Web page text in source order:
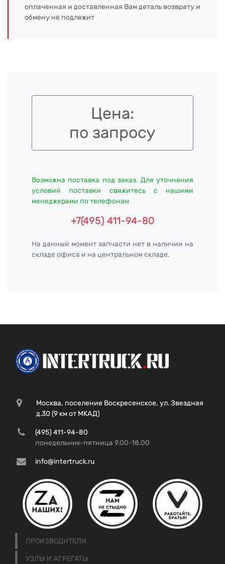
оплаченная и доставленная Вам деталь возврату и
обмену не подлежит
Цена:
по запросу
Возможна поставка под заказ. Для уточнения
условий поставки свяжитесь с нашими
менеджерами по телефонам
+7(495) 411-94-80
На данный момент запчасти нет в наличии на
складе офиса и на центральном складе.
Москва, поселение Воскресенское, ул. Звездная
д.30 (9 км от МКАД)
(495) 411-94-80
понедельник-пятница 9.00-18.00
info@intertruck.ru
ПРОИЗВОДИТЕЛИ
УЗЛЫ И АГРЕГАТЫ